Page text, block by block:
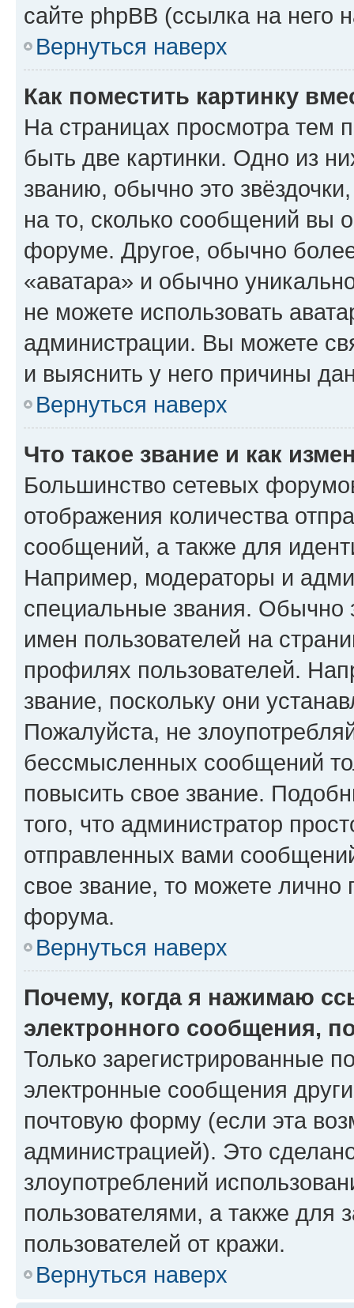
сайте phpBB (ссылка на него
Вернуться наверх
Как поместить картинку
На страницах просмотра тем
быть две картинки. Одно из
званию, обычно это
на то, сколько сообщений вы
форуме. Другое, обычно
«аватара» и обычно
не можете использовать
администрации. Вы можете
и выяснить у него причины
Вернуться наверх
Что такое звание и как
Большинство сетевых
отображения количества
сообщений, а также для
Например, модераторы и
специальные звания. Обычно
имен пользователей на
профилях пользователей.
звание, поскольку они
Пожалуйста, не
бессмысленных сообщений
повысить свое звание.
того, что администратор
отправленных вами
свое звание, то можете лично
форума.
Вернуться наверх
Почему, когда я нажимаю
электронного сообщения,
Только зарегистрированные
электронные сообщения
почтовую форму (если эта
администрацией). Это
злоупотреблений
пользователями, а также для
пользователей от кражи.
Вернуться наверх